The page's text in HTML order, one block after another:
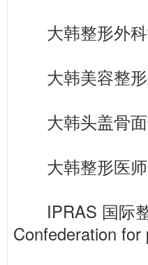
大韩整形外科
大韩美容整形
大韩头盖骨面
大韩整形医师
IPRAS 国际整
Confederation